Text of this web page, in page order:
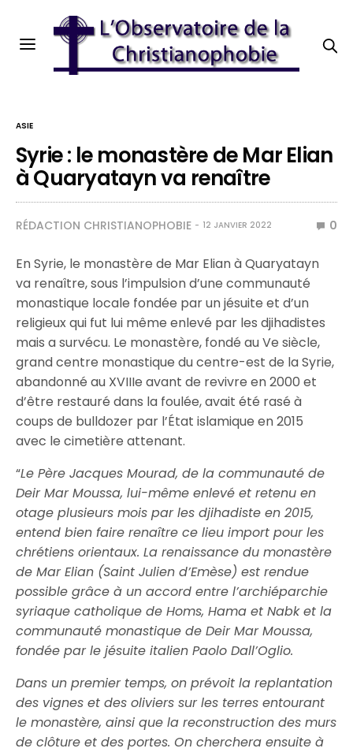
ASIE
Syrie : le monastère de Mar Elian
à Quaryatayn va renaître
RÉDACTION CHRISTIANOPHOBIE 12 JANVIER 2022 0
En Syrie, le monastère de Mar Elian à Quaryatayn
va renaître, sous l’impulsion d’une communauté
monastique locale fondée par un jésuite et d’un
religieux qui fut lui même enlevé par les djihadistes
mais a survécu. Le monastère, fondé au Ve siècle,
grand centre monastique du centre-est de la Syrie,
abandonné au XVIIIe avant de revivre en 2000 et
d’être restauré dans la foulée, avait été rasé à
coups de bulldozer par l’État islamique en 2015
avec le cimetière attenant.
“Le Père Jacques Mourad, de la communauté de
Deir Mar Moussa, lui-même enlevé et retenu en
otage plusieurs mois par les djihadiste en 2015,
entend bien faire renaître ce lieu import pour les
chrétiens orientaux. La renaissance du monastère
de Mar Elian (Saint Julien d’Emèse) est rendue
possible grâce à un accord entre l’archiéparchie
syriaque catholique de Homs, Hama et Nabk et la
communauté monastique de Deir Mar Moussa,
fondée par le jésuite italien Paolo Dall’Oglio.
Dans un premier temps, on prévoit la replantation
des vignes et des oliviers sur les terres entourant
le monastère, ainsi que la reconstruction des murs
de clôture et des portes. On cherchera ensuite à